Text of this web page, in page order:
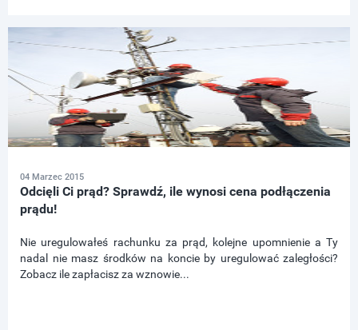
04 Marzec 2015
Odcięli Ci prąd? Sprawdź, ile wynosi cena podłączenia
prądu!
Nie uregulowałeś rachunku za prąd, kolejne upomnienie a Ty
nadal nie masz środków na koncie by uregulować zaległości?
Zobacz ile zapłacisz za wznowie...